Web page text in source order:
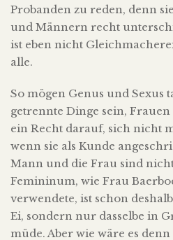
Probanden zu reden, denn
und Männern recht
ist eben nicht
alle.
So mögen Genus und Sexus
getrennte Dinge sein,
ein Recht darauf, sich nicht
wenn sie als Kunde
Mann und die Frau sind
Femininum, wie Frau
verwendete, ist schon
Ei, sondern nur dasselbe in
müde. Aber wie wäre es